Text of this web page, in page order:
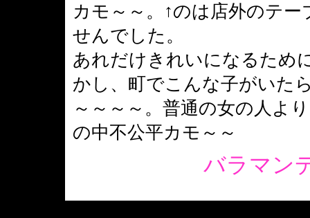
カモ～～。↑のは店外のテ
せんでした。
あれだけきれいになるため
かし、町でこんな子がいた
～～～～。普通の女の人よ
の中不公平カモ～～
バラマン